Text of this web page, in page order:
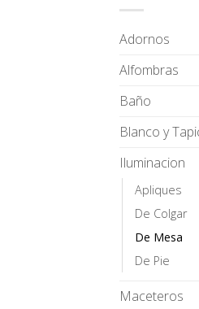
Adornos
Alfombras
Baño
Blanco y
Iluminacion
Apliques
De Colgar
De Mesa
De Pie
Maceteros